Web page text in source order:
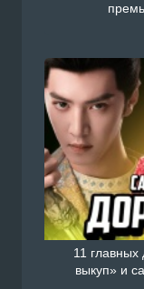
11
выкуп» и